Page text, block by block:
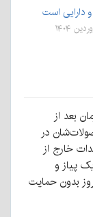
دارایی است
بعد از
در
خارج از
پیاز و
بدون حمایت